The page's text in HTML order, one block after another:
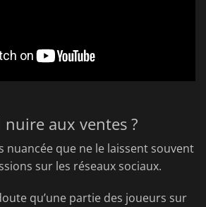
aux ventes ?
nuancée que ne le laissent souvent
sur les réseaux sociaux.
qu’une partie des joueurs sur